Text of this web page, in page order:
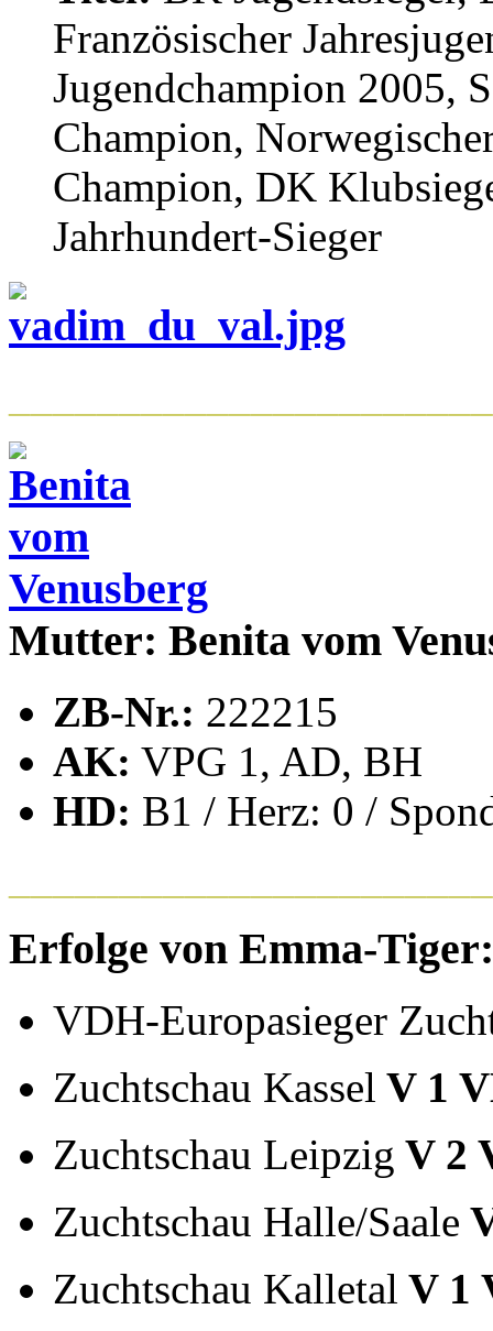
Französischer
Jugendchampion 2005,
Champion,
Champion, DK
Jahrhundert-Sieger
Mutter: Benita vom
ZB-Nr.: 222215
AK: VPG 1, AD, BH
HD: B1 / Herz: 0 /
Erfolge von Emma-Tiger:
VDH-Europasieger
Zuchtschau Kassel V 1
Zuchtschau Leipzig V 2
Zuchtschau Halle/Saale
Zuchtschau Kalletal V 1